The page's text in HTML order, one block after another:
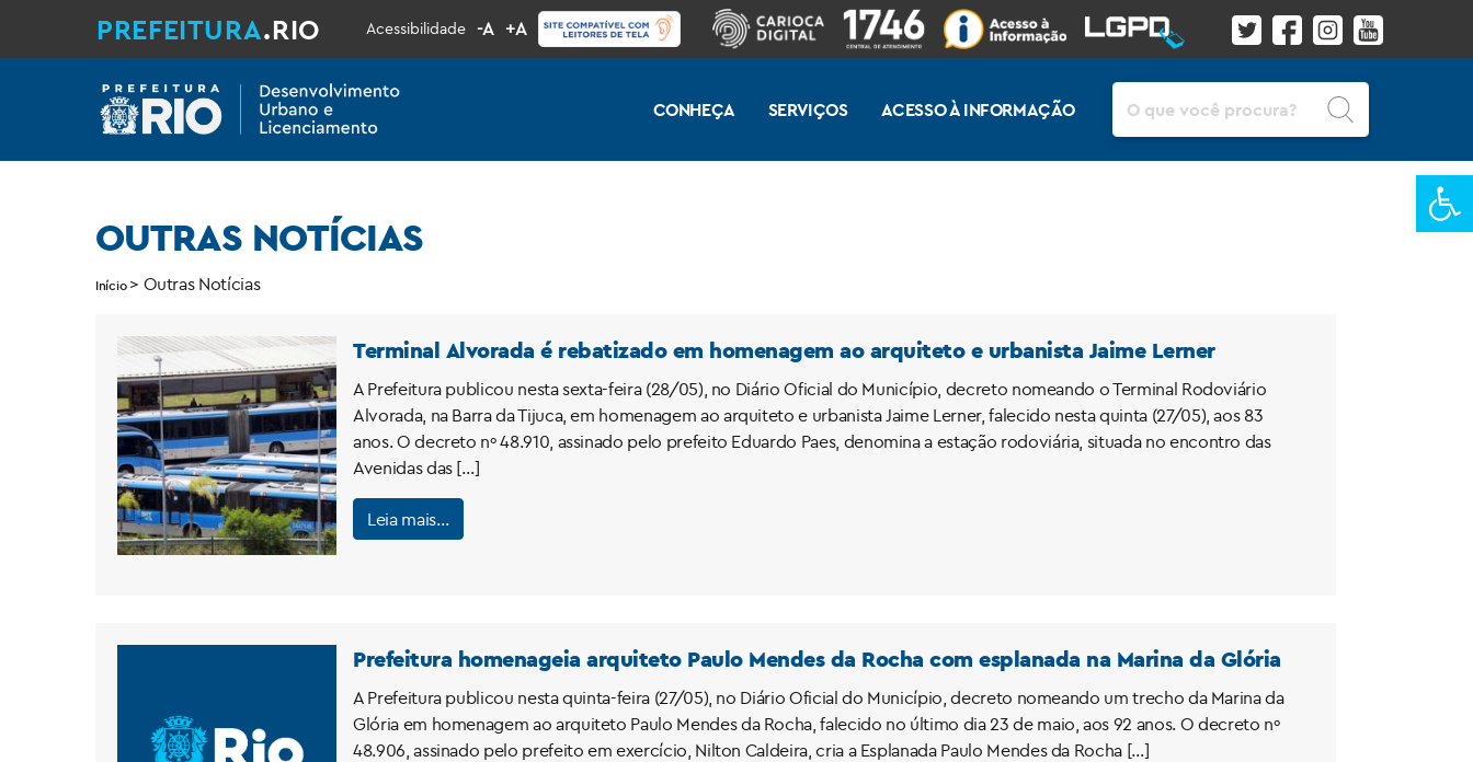
PREFEITURA.RIO Acessibilidade -A +A
CONHEÇA SERVIÇOS ACESSO À INFORMAÇÃO
OUTRAS NOTÍCIAS
Início > Outras Notícias
Terminal Alvorada é rebatizado em homenagem ao arquiteto e urbanista Jaime Lerner
A Prefeitura publicou nesta sexta-feira (28/05), no Diário Oficial do Município, decreto nomeando o Terminal Rodoviário
Alvorada, na Barra da Tijuca, em homenagem ao arquiteto e urbanista Jaime Lerner, falecido nesta quinta (27/05), aos 83
anos. O decreto nº 48.910, assinado pelo prefeito Eduardo Paes, denomina a estação rodoviária, situada no encontro das
Avenidas das […]
Leia mais…
Prefeitura homenageia arquiteto Paulo Mendes da Rocha com esplanada na Marina da Glória
A Prefeitura publicou nesta quinta-feira (27/05), no Diário Oficial do Município, decreto nomeando um trecho da Marina da
Glória em homenagem ao arquiteto Paulo Mendes da Rocha, falecido no último dia 23 de maio, aos 92 anos. O decreto nº
48.906, assinado pelo prefeito em exercício, Nilton Caldeira, cria a Esplanada Paulo Mendes da Rocha […]